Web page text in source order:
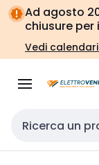
Vai alla
navigazione
Vai
alla
Ad agosto
chiusure per
Vedi
Cerca input